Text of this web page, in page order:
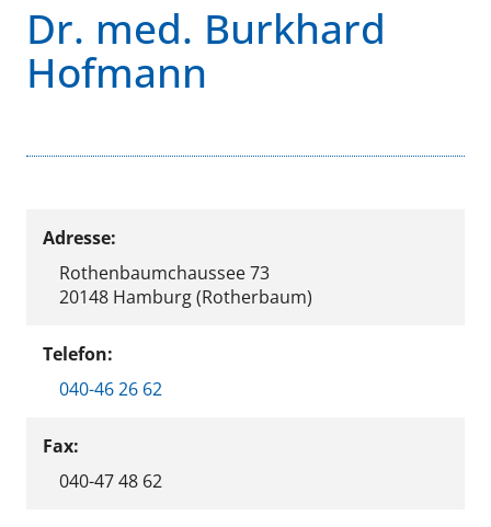
Dr. med. Burkhard
Hofmann
Adresse:
Rothenbaumchaussee 73
20148 Hamburg (Rotherbaum)
Telefon:
040-46 26 62
Fax:
040-47 48 62